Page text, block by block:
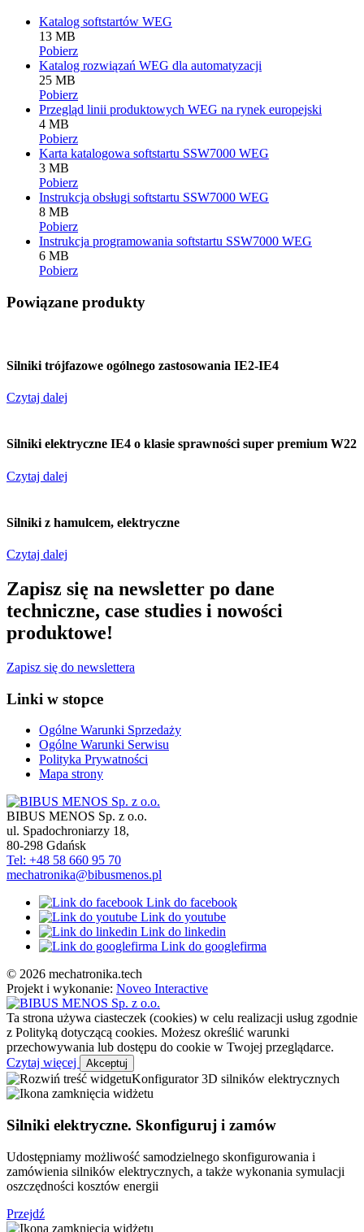
Katalog softstartów WEG
13 MB
Pobierz
Katalog rozwiązań WEG dla automatyzacji
25 MB
Pobierz
Przegląd linii produktowych WEG na rynek europejski
4 MB
Pobierz
Karta katalogowa softstartu SSW7000 WEG
3 MB
Pobierz
Instrukcja obsługi softstartu SSW7000 WEG
8 MB
Pobierz
Instrukcja programowania softstartu SSW7000 WEG
6 MB
Pobierz
Powiązane produkty
Silniki trójfazowe ogólnego zastosowania IE2-IE4
Czytaj dalej
Silniki elektryczne IE4 o klasie sprawności super premium W22
Czytaj dalej
Silniki z hamulcem, elektryczne
Czytaj dalej
Zapisz się na newsletter po dane
techniczne, case studies i nowości
produktowe!
Zapisz się do newslettera
Linki w stopce
Ogólne Warunki Sprzedaży
Ogólne Warunki Serwisu
Polityka Prywatności
Mapa strony
BIBUS MENOS Sp. z o.o.
ul. Spadochroniarzy 18,
80-298 Gdańsk
Tel: +48 58 660 95 70
mechatronika@bibusmenos.pl
Link do facebook
Link do youtube
Link do linkedin
Link do googlefirma
© 2026 mechatronika.tech
Projekt i wykonanie: Noveo Interactive
Ta strona używa ciasteczek (cookies) w celu realizacji usług zgodnie
z Polityką dotyczącą cookies. Możesz określić warunki
przechowywania lub dostępu do cookie w Twojej przeglądarce.
Czytaj więcej
Akceptuj
Konfigurator 3D silników elektrycznych
Silniki elektryczne. Skonfiguruj i zamów
Udostępniamy możliwość samodzielnego skonfigurowania i
zamówienia silników elektrycznych, a także wykonania symulacji
oszczędności kosztów energii
Przejdź